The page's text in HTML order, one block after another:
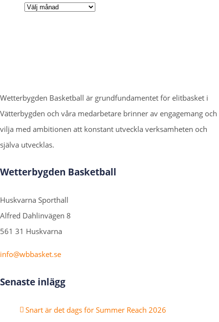
Arkiv
Wetterbygden Basketball är grundfundamentet för elitbasket i
Vätterbygden och våra medarbetare brinner av engagemang och
vilja med ambitionen att konstant utveckla verksamheten och
själva utvecklas.
Wetterbygden Basketball
Huskvarna Sporthall
Alfred Dahlinvägen 8
561 31 Huskvarna
info@wbbasket.se
Senaste inlägg
Snart är det dags för Summer Reach 2026